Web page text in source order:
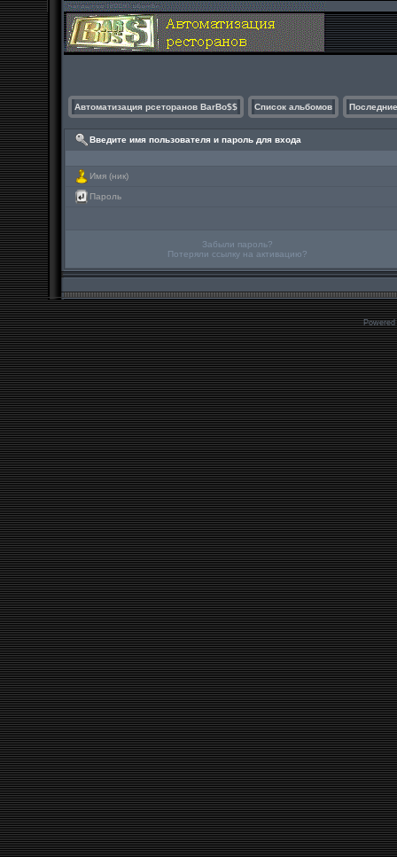
Автоматизация рсеторанов BarBo$$ Список альбомов
Введите имя пользователя и пароль для входа
Имя (ник)
Пароль
Забыли пароль?
Потеряли ссылку на активацию?